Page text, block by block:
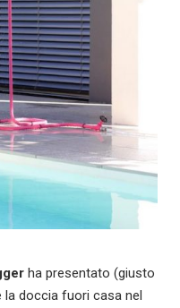
er ha presentato (giusto
la doccia fuori casa nel